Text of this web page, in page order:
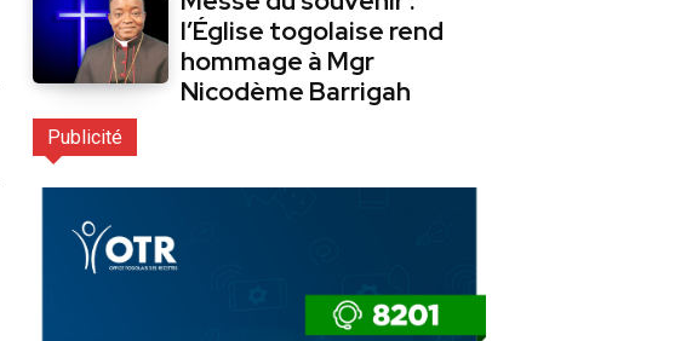
l’Église togolaise rend
hommage à Mgr
Nicodème Barrigah
Publicité